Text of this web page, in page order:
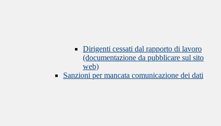
Dirigenti cessati dal rapporto di lavoro
(documentazione da pubblicare sul sito
web)
Sanzioni per mancata comunicazione dei dati